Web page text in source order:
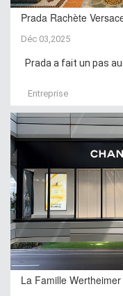
Prada Rachète
Déc 03,2025
Prada a fait un pas
Entreprise
La Famille